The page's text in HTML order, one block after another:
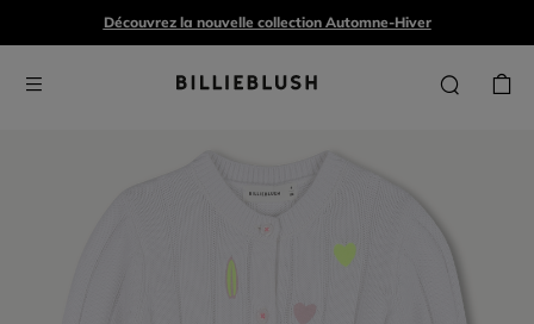
Découvrez la nouvelle collection Automne-Hiver